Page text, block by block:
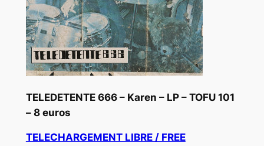
TELEDETENTE 666 – Karen – LP – TOFU 101
– 8 euros
TELECHARGEMENT LIBRE / FREE